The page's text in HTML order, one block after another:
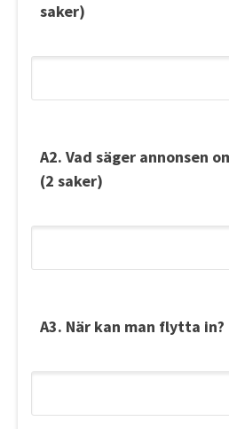
saker)
A2. Vad säger annonsen
(2 saker)
A3. När kan man flytta in?